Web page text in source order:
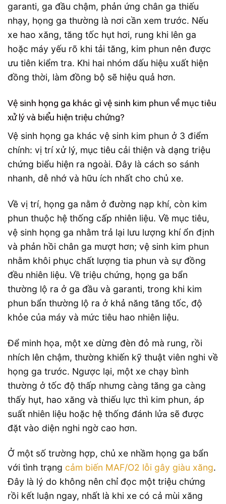
garanti, ga đầu chậm, phản ứng chân ga thiếu
nhạy, họng ga thường là nơi cần xem trước. Nếu
xe hao xăng, tăng tốc hụt hơi, rung khi lên ga
hoặc máy yếu rõ khi tải tăng, kim phun nên được
ưu tiên kiểm tra. Khi hai nhóm dấu hiệu xuất hiện
đồng thời, làm đồng bộ sẽ hiệu quả hơn.
Vệ sinh họng ga khác gì vệ sinh kim phun về mục tiêu
xử lý và biểu hiện triệu chứng?
Vệ sinh họng ga khác vệ sinh kim phun ở 3 điểm
chính: vị trí xử lý, mục tiêu cải thiện và dạng triệu
chứng biểu hiện ra ngoài. Đây là cách so sánh
nhanh, dễ nhớ và hữu ích nhất cho chủ xe.
Về vị trí, họng ga nằm ở đường nạp khí, còn kim
phun thuộc hệ thống cấp nhiên liệu. Về mục tiêu,
vệ sinh họng ga nhằm trả lại lưu lượng khí ổn định
và phản hồi chân ga mượt hơn; vệ sinh kim phun
nhằm khôi phục chất lượng tia phun và sự đồng
đều nhiên liệu. Về triệu chứng, họng ga bẩn
thường lộ ra ở ga đầu và garanti, trong khi kim
phun bẩn thường lộ ra ở khả năng tăng tốc, độ
khỏe của máy và mức tiêu hao nhiên liệu.
Để minh họa, một xe dừng đèn đỏ mà rung, rồi
nhích lên chậm, thường khiến kỹ thuật viên nghi về
họng ga trước. Ngược lại, một xe chạy bình
thường ở tốc độ thấp nhưng càng tăng ga càng
thấy hụt, hao xăng và thiếu lực thì kim phun, áp
suất nhiên liệu hoặc hệ thống đánh lửa sẽ được
đặt vào diện nghi ngờ cao hơn.
Ở một số trường hợp, chủ xe nhầm họng ga bẩn
với tình trạng cảm biến MAF/O2 lỗi gây giàu xăng.
Đây là lý do không nên chỉ đọc một triệu chứng
rồi kết luận ngay, nhất là khi xe có cả mùi xăng